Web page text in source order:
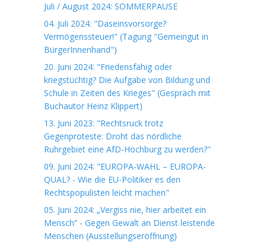
Juli / August 2024: SOMMERPAUSE
04. Juli 2024: "Daseinsvorsorge?
Vermögenssteuer!" (Tagung "Gemeingut in
BürgerInnenhand")
20. Juni 2024: "Friedensfähig oder
kriegstüchtig? Die Aufgabe von Bildung und
Schule in Zeiten des Krieges" (Gespräch mit
Buchautor Heinz Klippert)
13. Juni 2023: "Rechtsruck trotz
Gegenproteste: Droht das nördliche
Ruhrgebiet eine AfD-Hochburg zu werden?"
09. Juni 2024: "EUROPA-WAHL – EUROPA-
QUAL? - Wie die EU-Politiker es den
Rechtspopulisten leicht machen"
05. Juni 2024: „Vergiss nie, hier arbeitet ein
Mensch“ - Gegen Gewalt an Dienst leistende
Menschen (Ausstellungseröffnung)